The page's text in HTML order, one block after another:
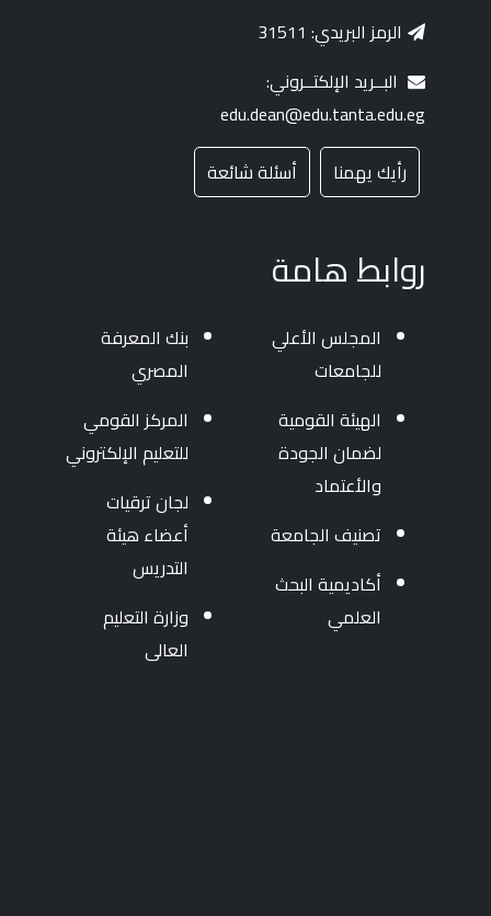
الرمز البريدي: 31511
البــريد الإلكتــروني:
edu.dean@edu.tanta.edu.eg
رأيك يهمنا
أسئلة شائعة
روابط هامة
المجلس الأعلي
للجامعات
الهيئة القومية
لضمان الجودة
والأعتماد
تصنيف الجامعة
أكاديمية البحث
العلمي
بنك المعرفة
المصري
المركز القومي
للتعليم الإلكتروني
لجان ترقيات
أعضاء هيئة
التدريس
وزارة التعليم
العالى